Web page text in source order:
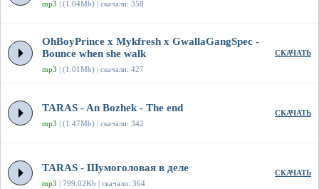
mp3 | (1.04Mb) | скачали: 358
OhBoyPrince x Mykfresh x GwallaGangSpec -
Bounce when she walk
mp3 | (1.01Mb) | скачали: 427
СКАЧАТЬ
TARAS - An Bozhek - The end
mp3 | (1.47Mb) | скачали: 342
СКАЧАТЬ
TARAS - Шумоголовая в деле
mp3 | 799.02Kb | скачали: 364
СКАЧАТЬ